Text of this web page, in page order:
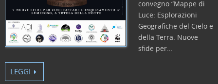
convegno “Mappe di
Luce: Esplorazioni
Geografiche del Cielo e
della Terra. Nuove
sfide per…
LEGGI